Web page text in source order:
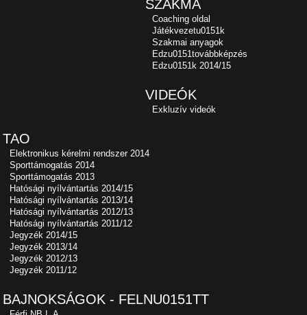
SZAKMA
Coaching oldal
Játékvezetu0151k
Szakmai anyagok
Edzu0151továbbképzés
Edzu0151k 2014/15
VIDEÓK
Exkluzív videók
TAO
Elektronikus kérelmi rendszer 2014
Sporttámogatás 2014
Sporttámogatás 2013
Hatósági nyílvántartás 2014/15
Hatósági nyílvántartás 2013/14
Hatósági nyílvántartás 2012/13
Hatósági nyílvántartás 2011/12
Jegyzék 2014/15
Jegyzék 2013/14
Jegyzék 2012/13
Jegyzék 2011/12
BAJNOKSÁGOK - FELNU0151TT